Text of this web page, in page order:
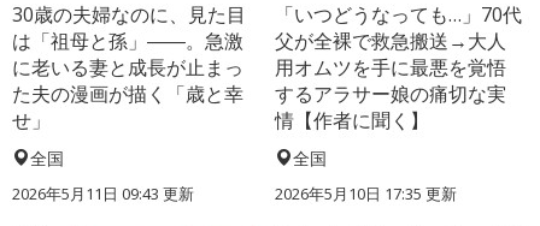
30歳の夫婦なのに、見た目
は「祖母と孫」――。急激
に老いる妻と成長が止まっ
た夫の漫画が描く「歳と幸
せ」
全国
2026年5月11日 09:43 更新
「いつどうなっても…」70代
父が全裸で救急搬送→大人
用オムツを手に最悪を覚悟
するアラサー娘の痛切な実
情【作者に聞く】
全国
2026年5月10日 17:35 更新